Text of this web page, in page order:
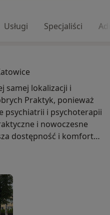
Usługi Specjaliści
samej lokalizacji i
Praktyk, ponieważ
psychiatrii i psychoterapii
i nowoczesne
dostępność i komfort
sprzyja współpracy i
pacjentem.
i wejdź do środka.
po lewej stronie, toalety
mieści się na